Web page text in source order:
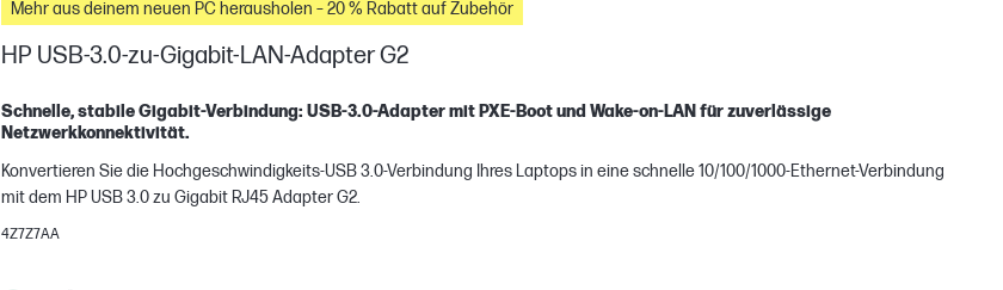
Mehr aus deinem neuen PC herausholen – 20 % Rabatt auf Zubehör
HP USB-3.0-zu-Gigabit-LAN-Adapter G2
Schnelle, stabile Gigabit-Verbindung: USB-3.0-Adapter mit PXE-Boot und Wake-on-LAN für zuverlässige
Netzwerkkonnektivität.
Konvertieren Sie die Hochgeschwindigkeits-USB 3.0-Verbindung Ihres Laptops in eine schnelle 10/100/1000-Ethernet-Verbindung
mit dem HP USB 3.0 zu Gigabit RJ45 Adapter G2.
4Z7Z7AA